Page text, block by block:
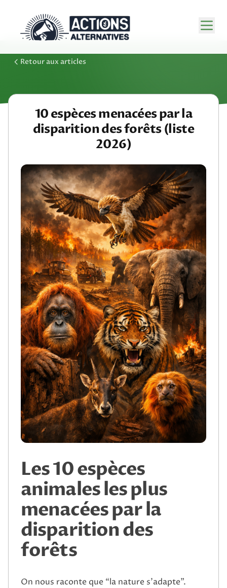
Retour aux articles
10 espèces menacées par la
disparition des forêts (liste
2026)
Les 10 espèces
animales les plus
menacées par la
disparition des
forêts
On nous raconte que “la nature s’adapte”.